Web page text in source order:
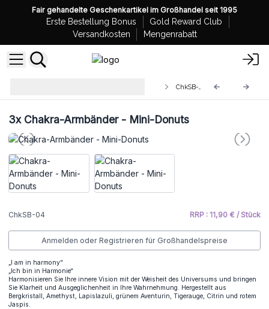
Fair gehandelte Geschenkartikel im Großhandel seit 1995
Erste Bestellung Bonus
Gold Reward Club
Versandkosten
Mengenrabatt
3xChakra-Armbänder - Mini-Donuts
ChkSB-04 RRP : 11,90 € / Stück
Anmelden oder Registrieren für Großhandelspreise
„I am in harmony“
„Ich bin in Harmonie“
Harmonisieren Sie Ihre innere Vision mit der Weisheit des Universums und bringen
Sie Klarheit und Ausgeglichenheit in Ihre Wahrnehmung. Hergestellt aus
Bergkristall, Amethyst, Lapislazuli, grünem Aventurin, Tigerauge, Citrin und rotem
Jaspis.